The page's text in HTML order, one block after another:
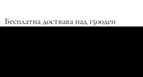
Бесплатна доствава над 1500ден